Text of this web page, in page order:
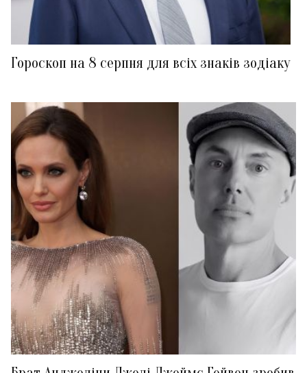
Гороскоп на 8 серпня для всіх знаків зодіаку